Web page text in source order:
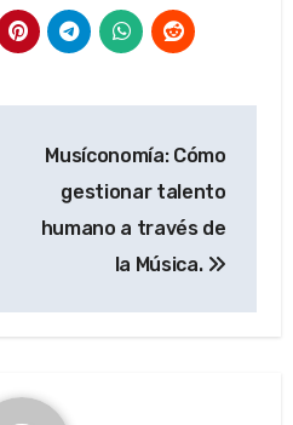
Musíconomía: Cómo
gestionar talento
humano a través de
la Música.